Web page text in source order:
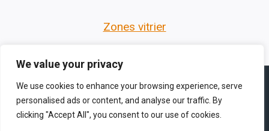
We value your privacy
We use cookies to enhance your browsing experience, serve
personalised ads or content, and analyse our traffic. By
clicking "Accept All", you consent to our use of cookies.
Zones vitrier
© 2026 Les Serruriers des Hauts de France -